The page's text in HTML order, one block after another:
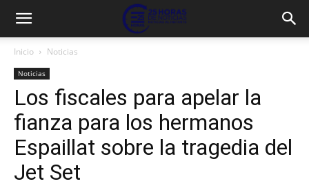
Inicio Noticias
Noticias
Los fiscales para apelar la
fianza para los hermanos
Espaillat sobre la tragedia del
Jet Set